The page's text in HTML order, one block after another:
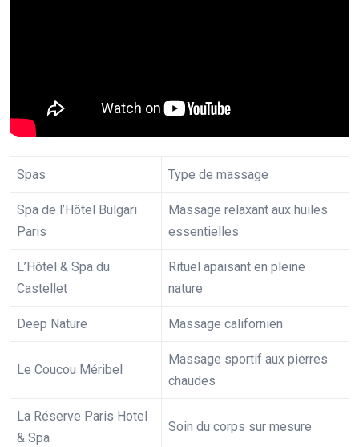
Spas Type de massage
Spa de l’Hôtel Bulgari
Paris
Massage relaxant aux huiles
essentielles
L’Hôtel & Spa du
Castellet
Rituel apaisant en pleine
nature
Deep Nature Massage californien
Le Coucou Méribel
Massage sportif aux pierres
chaudes
La Réserve Paris Hotel
& Spa
Soin du corps sur mesure